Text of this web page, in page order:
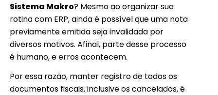
Sistema Makro? Mesmo ao organizar sua
rotina com ERP, ainda é possível que uma nota
previamente emitida seja invalidada por
diversos motivos. Afinal, parte desse processo
é humano, e erros acontecem.
Por essa razão, manter registro de todos os
documentos fiscais, inclusive os cancelados, é